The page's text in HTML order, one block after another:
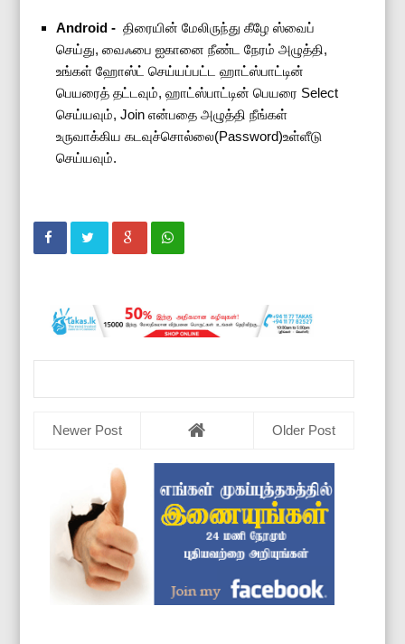
Android -திரையின் மேலிருந்து கீழே ஸ்வைப்
செய்து, வைஃபை ஐகானை நீண்ட நேரம் அழுத்தி,
உங்கள் ஹோஸ்ட் செய்யப்பட்ட ஹாட்ஸ்பாட்டின்
பெயரைத் தட்டவும், ஹாட்ஸ்பாட்டின் பெயரை Select
செய்யவும், Join என்பதை அழுத்தி நீங்கள்
உருவாக்கிய கடவுச்சொல்லை(Password)உள்ளீடு
செய்யவும்.
Newer Post Older Post